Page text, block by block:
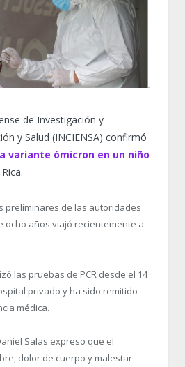
de Investigación y
y Salud (INCIENSA) confirmó
variante ómicron en un niño
preliminares de las autoridades
ocho años viajó recientemente a
las pruebas de PCR desde el 14
privado y ha sido remitido
médica.
Salas expreso que el
dolor de cuerpo y malestar